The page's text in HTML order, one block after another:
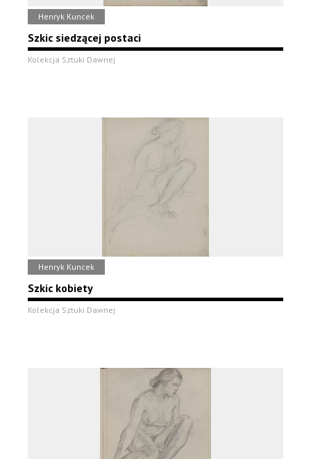
Henryk Kuncek
Szkic siedzącej postaci
Kolekcja Sztuki Dawnej
Henryk Kuncek
Szkic kobiety
Kolekcja Sztuki Dawnej